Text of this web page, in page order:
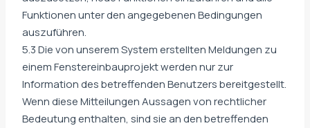
Funktionen unter den angegebenen Bedingungen
auszuführen.
5.3 Die von unserem System erstellten Meldungen zu
einem Fenstereinbauprojekt werden nur zur
Information des betreffenden Benutzers bereitgestellt.
Wenn diese Mitteilungen Aussagen von rechtlicher
Bedeutung enthalten, sind sie an den betreffenden